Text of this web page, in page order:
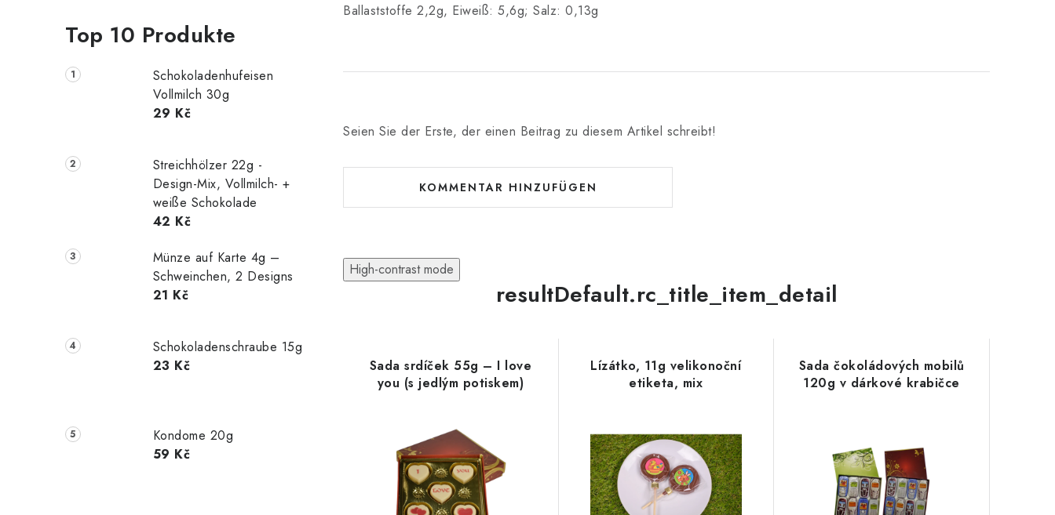
Top 10 Produkte
Schokoladenhufeisen
Vollmilch 30g
29 Kč
Streichhölzer 22g -
Design-Mix, Vollmilch- +
weiße Schokolade
42 Kč
Münze auf Karte 4g –
Schweinchen, 2 Designs
21 Kč
Schokoladenschraube 15g
23 Kč
Kondome 20g
59 Kč
Ballaststoffe 2,2g, Eiweiß: 5,6g; Salz: 0,13g
Seien Sie der Erste, der einen Beitrag zu diesem Artikel schreibt!
KOMMENTAR HINZUFÜGEN
High-contrast mode
resultDefault.rc_title_item_detail
Sada srdíček 55g – I love
you (s jedlým potiskem)
Lízátko, 11g velikonoční
etiketa, mix
Sada čokoládových mobilů
120g v dárkové krabičce